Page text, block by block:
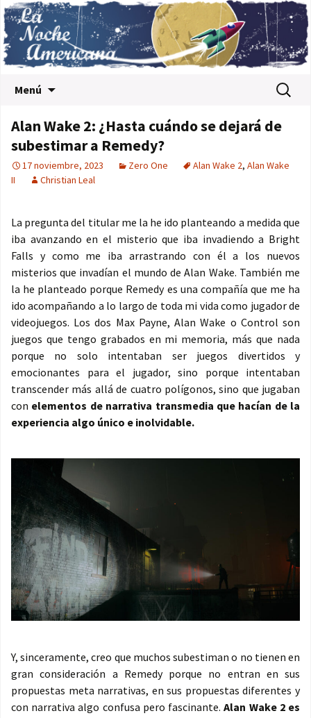
Menú Buscar:
Alan Wake 2: ¿Hasta cuándo se dejará de
subestimar a Remedy?
17 noviembre, 2023 Zero One Alan Wake 2, Alan Wake
II
Christian Leal
La pregunta del titular me la he ido planteando a medida que
iba avanzando en el misterio que iba invadiendo a Bright
Falls y como me iba arrastrando con él a los nuevos
misterios que invadían el mundo de Alan Wake. También me
la he planteado porque Remedy es una compañía que me ha
ido acompañando a lo largo de toda mi vida como jugador de
videojuegos. Los dos Max Payne, Alan Wake o Control son
juegos que tengo grabados en mi memoria, más que nada
porque no solo intentaban ser juegos divertidos y
emocionantes para el jugador, sino porque intentaban
transcender más allá de cuatro polígonos, sino que jugaban
con elementos de narrativa transmedia que hacían de la
experiencia algo único e inolvidable.
Y, sinceramente, creo que muchos subestiman o no tienen en
gran consideración a Remedy porque no entran en sus
propuestas meta narrativas, en sus propuestas diferentes y
con narrativa algo confusa pero fascinante.Alan Wake 2 es